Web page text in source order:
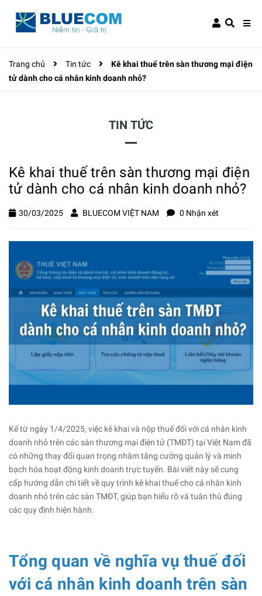
Trang chủ Tin tức
Kê khai thuế trên sàn thương mại điện
tử dành cho cá nhân kinh doanh nhỏ?
TIN TỨC
Kê khai thuế trên sàn thương mại điện
tử dành cho cá nhân kinh doanh nhỏ?
30/03/2025 BLUECOM VIỆT NAM 0 Nhận xét
Kể từ ngày 1/4/2025, việc kê khai và nộp thuế đối với cá nhân kinh
doanh nhỏ trên các sàn thương mại điện tử (TMĐT) tại Việt Nam đã
có những thay đổi quan trọng nhằm tăng cường quản lý và minh
bạch hóa hoạt động kinh doanh trực tuyến. Bài viết này sẽ cung
cấp hướng dẫn chi tiết về quy trình kê khai thuế cho cá nhân kinh
doanh nhỏ trên các sàn TMĐT, giúp bạn hiểu rõ và tuân thủ đúng
các quy định hiện hành.​
Tổng quan về nghĩa vụ thuế đối
với cá nhân kinh doanh trên sàn